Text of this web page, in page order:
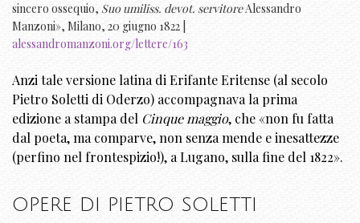
sincero ossequio, Suo umiliss. devot. servitoreAlessandro
Manzoni», Milano, 20 giugno 1822 |
alessandromanzoni.org/lettere/163
Anzi tale versione latina di Erifante Eritense (al secolo
Pietro Soletti di Oderzo) accompagnava la prima
edizione a stampa del Cinque maggio, che «non fu fatta
dal poeta, ma comparve, non senza mende e inesattezze
(perfino nel frontespizio!), a Lugano, sulla fine del 1822».
OPERE DI PIETRO SOLETTI